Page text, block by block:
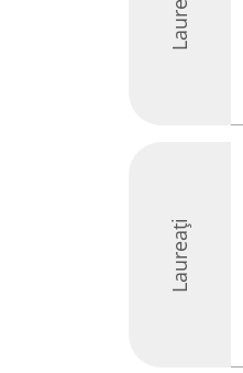
Laureați